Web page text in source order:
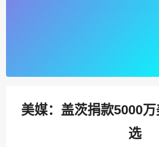
美媒：盖茨捐款5000
选